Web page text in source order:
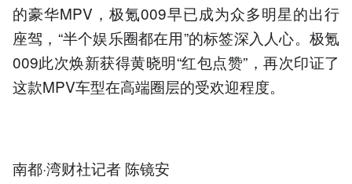
的豪华MPV，极氪009早已成为众多明星的出行
座驾，“半个娱乐圈都在用”的标签深入人心。极氪
009此次焕新获得黄晓明“红包点赞”，再次印证了
这款MPV车型在高端圈层的受欢迎程度。
南都·湾财社记者 陈镜安